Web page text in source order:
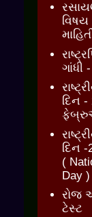
વિષય
ગાંધી
દિન -
દિન
(
Day )
રોજ
ટેસ્ટ